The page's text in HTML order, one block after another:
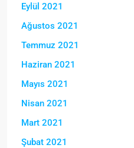
Eylül 2021
Ağustos 2021
Temmuz 2021
Haziran 2021
Mayıs 2021
Nisan 2021
Mart 2021
Şubat 2021